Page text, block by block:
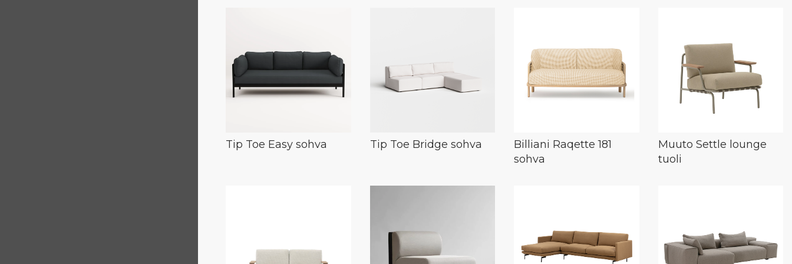
Tip Toe Easy sohva Tip Toe Bridge sohva
Billiani Raqette 181
sohva
Muuto Settle lounge
tuoli